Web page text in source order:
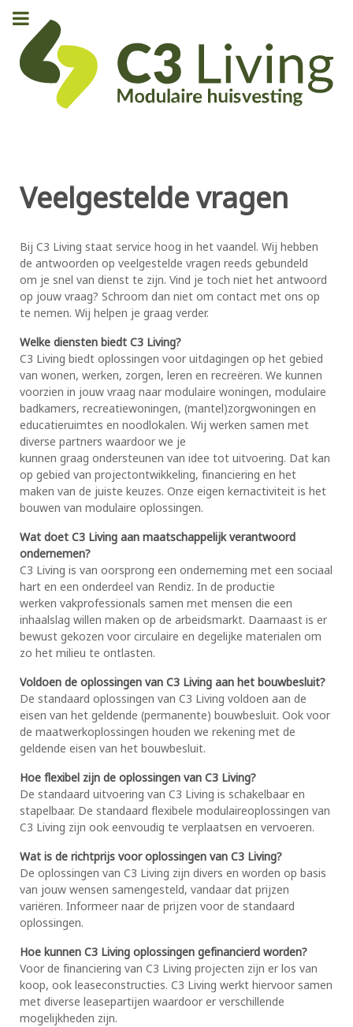
Veelgestelde vragen
Bij C3 Living staat service hoog in het vaandel. Wij hebben
de antwoorden op veelgestelde vragen reeds gebundeld
om je snel van dienst te zijn. Vind je toch niet het antwoord
op jouw vraag? Schroom dan niet om contact met ons op
te nemen. Wij helpen je graag verder.
Welke diensten biedt C3 Living?
C3 Living biedt oplossingen voor uitdagingen op het gebied
van wonen, werken, zorgen, leren en recreëren. We kunnen
voorzien in jouw vraag naar modulaire woningen, modulaire
badkamers, recreatiewoningen, (mantel)zorgwoningen en
educatieruimtes en noodlokalen. Wij werken samen met
diverse partners waardoor we je
kunnen graag ondersteunen van idee tot uitvoering. Dat kan
op gebied van projectontwikkeling, financiering en het
maken van de juiste keuzes. Onze eigen kernactiviteit is het
bouwen van modulaire oplossingen.
Wat doet C3 Living aan maatschappelijk verantwoord
ondernemen?
C3 Living is van oorsprong een onderneming met een sociaal
hart en een onderdeel van Rendiz. In de productie
werken vakprofessionals samen met mensen die een
inhaalslag willen maken op de arbeidsmarkt. Daarnaast is er
bewust gekozen voor circulaire en degelijke materialen om
zo het milieu te ontlasten.
Voldoen de oplossingen van C3 Living aan het bouwbesluit?
De standaard oplossingen van C3 Living voldoen aan de
eisen van het geldende (permanente) bouwbesluit. Ook voor
de maatwerkoplossingen houden we rekening met de
geldende eisen van het bouwbesluit.
Hoe flexibel zijn de oplossingen van C3 Living?
De standaard uitvoering van C3 Living is schakelbaar en
stapelbaar. De standaard flexibele modulaireoplossingen van
C3 Living zijn ook eenvoudig te verplaatsen en vervoeren.
Wat is de richtprijs voor oplossingen van C3 Living?
De oplossingen van C3 Living zijn divers en worden op basis
van jouw wensen samengesteld, vandaar dat prijzen
variëren. Informeer naar de prijzen voor de standaard
oplossingen.
Hoe kunnen C3 Living oplossingen gefinancierd worden?
Voor de financiering van C3 Living projecten zijn er los van
koop, ook leaseconstructies. C3 Living werkt hiervoor samen
met diverse leasepartijen waardoor er verschillende
mogelijkheden zijn.